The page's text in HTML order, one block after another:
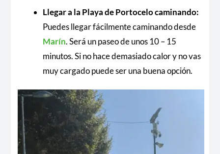
Llegar a la Playa de Portocelo caminando:
Puedes llegar fácilmente caminando desde
Marín. Será un paseo de unos 10 – 15
minutos. Si no hace demasiado calor y no vas
muy cargado puede ser una buena opción.